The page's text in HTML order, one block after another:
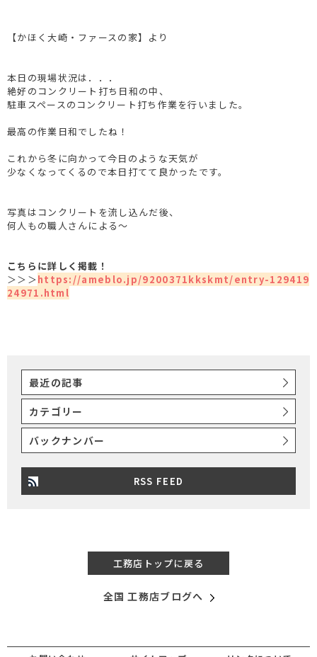
【かほく大崎・ファースの家】より
本日の現場状況は．．．
絶好のコンクリート打ち日和の中、
駐車スペースのコンクリート打ち作業を行いました。
最高の作業日和でしたね！
これから冬に向かって今日のような天気が
少なくなってくるので本日打てて良かったです。
写真はコンクリートを流し込んだ後、
何人もの職人さんによる～
こちらに詳しく掲載！
＞＞＞https://ameblo.jp/9200371kkskmt/entry-129419
24971.html
最近の記事
カテゴリー
バックナンバー
RSS FEED
工務店トップに戻る
全国 工務店ブログへ